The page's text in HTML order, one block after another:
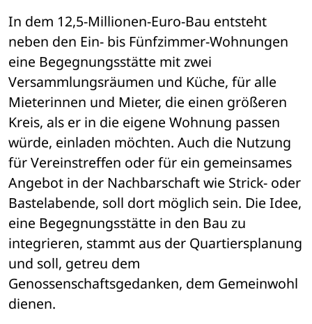
In dem 12,5-Millionen-Euro-Bau entsteht
neben den Ein- bis Fünfzimmer-Wohnungen
eine Begegnungsstätte mit zwei
Versammlungsräumen und Küche, für alle
Mieterinnen und Mieter, die einen größeren
Kreis, als er in die eigene Wohnung passen
würde, einladen möchten. Auch die Nutzung
für Vereinstreffen oder für ein gemeinsames
Angebot in der Nachbarschaft wie Strick- oder
Bastelabende, soll dort möglich sein. Die Idee,
eine Begegnungsstätte in den Bau zu
integrieren, stammt aus der Quartiersplanung
und soll, getreu dem
Genossenschaftsgedanken, dem Gemeinwohl
dienen.